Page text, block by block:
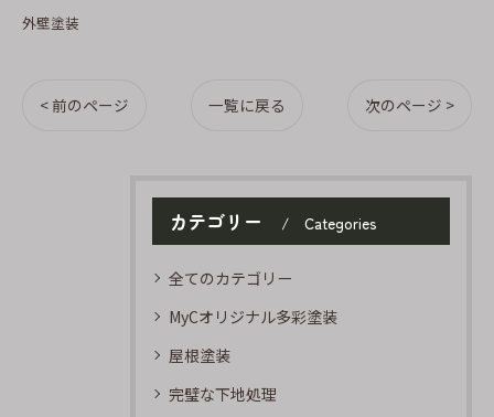
外壁塗装
< 前のページ 一覧に戻る 次のページ >
カテゴリー Categories
全てのカテゴリー
MyCオリジナル多彩塗装
屋根塗装
完璧な下地処理